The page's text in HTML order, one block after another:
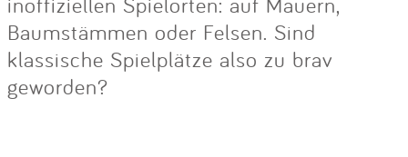
Baumstämmen oder Felsen. Sind
klassische Spielplätze also zu brav
geworden?